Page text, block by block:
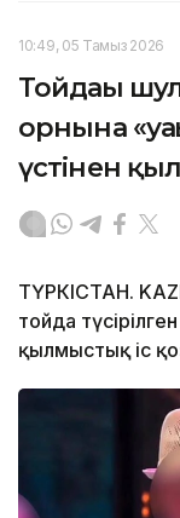
10:49, 05 Тамыз 2026
Тойдағы
орнына
үстінен
ТҮРКІСТАН.
тойда
қылмыстық іс